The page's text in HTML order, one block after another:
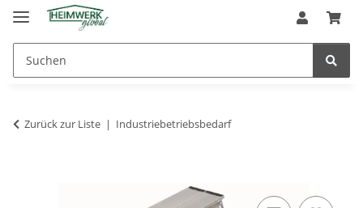
Zurück zur Liste Industriebetriebsbedarf